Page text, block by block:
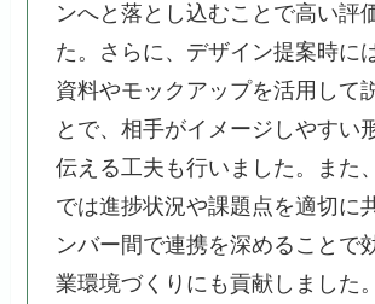
ンへと落とし込むことで高い評
た。さらに、デザイン提案時に
資料やモックアップを活用して
とで、相手がイメージしやすい
伝える工夫も行いました。また
では進捗状況や課題点を適切に
ンバー間で連携を深めることで
業環境づくりにも貢献しました。